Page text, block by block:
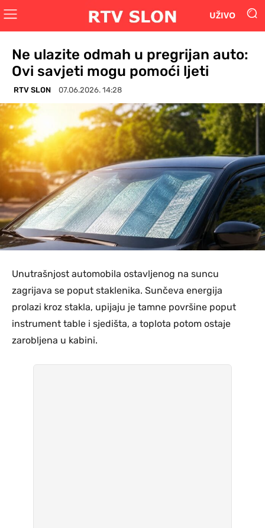
UŽIVO
Ne ulazite odmah u pregrijan auto:
Ovi savjeti mogu pomoći ljeti
RTV SLON 07.06.2026. 14:28
Unutrašnjost automobila ostavljenog na suncu
zagrijava se poput staklenika. Sunčeva energija
prolazi kroz stakla, upijaju je tamne površine poput
instrument table i sjedišta, a toplota potom ostaje
zarobljena u kabini.